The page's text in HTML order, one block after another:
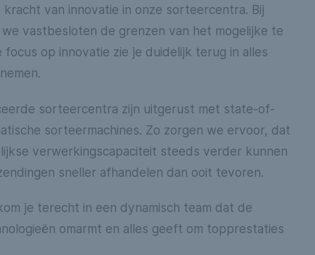
kracht van innovatie in onze sorteercentra. Bij
vastbesloten de grenzen van het mogelijke te
focus op innovatie zie je duidelijk terug in alles
sorteercentra zijn uitgerust met state-of-
sorteermachines. Zo zorgen we ervoor, dat
verwerkingscapaciteit steeds verder kunnen
sneller afhandelen dan ooit tevoren.
je terecht in een dynamisch team dat de
omarmt en alles geeft om topprestaties